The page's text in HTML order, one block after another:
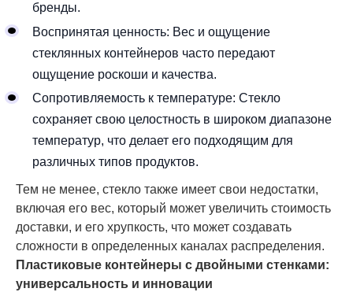
бренды.
Воспринятая ценность: Вес и ощущение
стеклянных контейнеров часто передают
ощущение роскоши и качества.
Сопротивляемость к температуре: Стекло
сохраняет свою целостность в широком диапазоне
температур, что делает его подходящим для
различных типов продуктов.
Тем не менее, стекло также имеет свои недостатки,
включая его вес, который может увеличить стоимость
доставки, и его хрупкость, что может создавать
сложности в определенных каналах распределения.
Пластиковые контейнеры с двойными стенками:
универсальность и инновации